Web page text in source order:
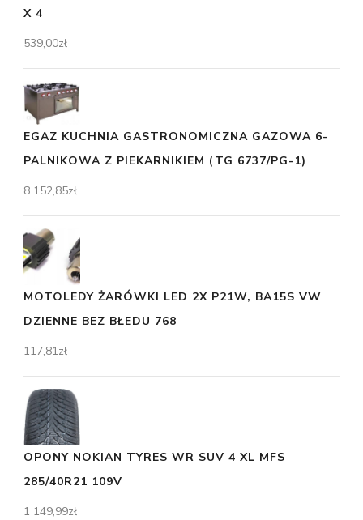
X 4
539,00zł
EGAZ KUCHNIA GASTRONOMICZNA GAZOWA 6-
PALNIKOWA Z PIEKARNIKIEM (TG 6737/PG-1)
8 152,85zł
MOTOLEDY ŻARÓWKI LED 2X P21W, BA15S VW
DZIENNE BEZ BŁEDU 768
117,81zł
OPONY NOKIAN TYRES WR SUV 4 XL MFS
285/40R21 109V
1 149,99zł